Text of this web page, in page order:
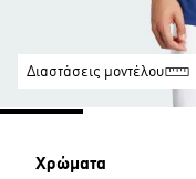
Διαστάσεις μοντέλου
Χρώματα